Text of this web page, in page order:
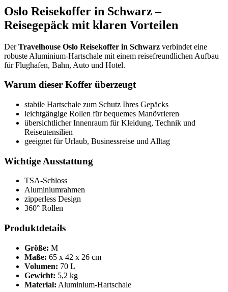
Oslo Reisekoffer in Schwarz –
Reisegepäck mit klaren Vorteilen
DerTravelhouse Oslo Reisekoffer in Schwarz verbindet eine
robuste Aluminium-Hartschale mit einem reisefreundlichen Aufbau
für Flughafen, Bahn, Auto und Hotel.
Warum dieser Koffer überzeugt
stabile Hartschale zum Schutz Ihres Gepäcks
leichtgängige Rollen für bequemes Manövrieren
übersichtlicher Innenraum für Kleidung, Technik und
Reiseutensilien
geeignet für Urlaub, Businessreise und Alltag
Wichtige Ausstattung
TSA-Schloss
Aluminiumrahmen
zipperless Design
360° Rollen
Produktdetails
Größe: M
Maße: 65 x 42 x 26 cm
Volumen: 70 L
Gewicht: 5,2 kg
Material: Aluminium-Hartschale